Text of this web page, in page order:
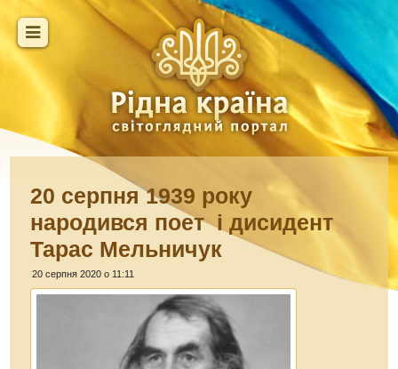
20 серпня 1939 року
народився поет і дисидент
Тарас Мельничук
20 серпня 2020 о 11:11